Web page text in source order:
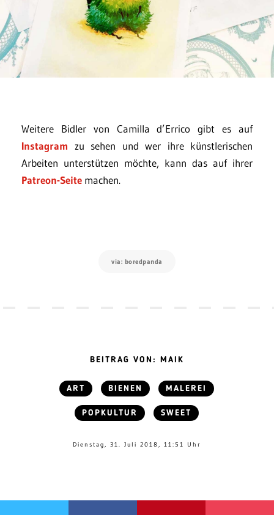
Weitere Bidler von Camilla d’Errico gibt es auf
Instagram zu sehen und wer ihre künstlerischen
Arbeiten unterstützen möchte, kann das auf ihrer
Patreon-Seite machen.
via: boredpanda
BEITRAG VON: MAIK
ART BIENEN MALEREI
POPKULTUR SWEET
Dienstag, 31. Juli 2018, 11:51 Uhr